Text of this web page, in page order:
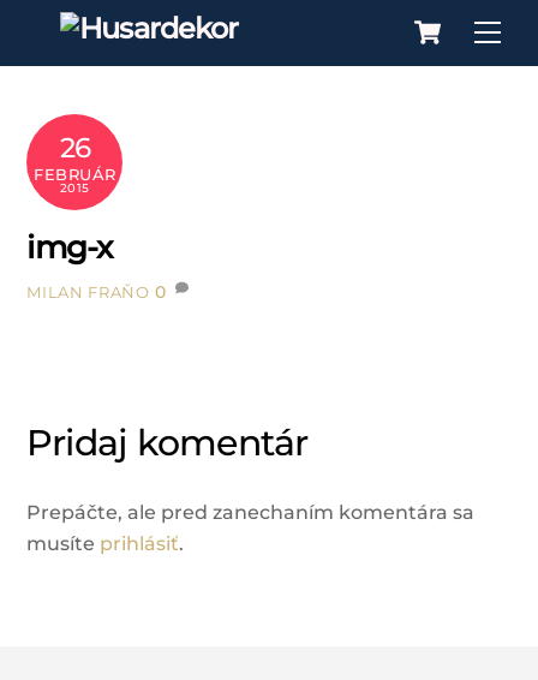
Cart
26
FEBRUÁR
2015
img-x
MILAN FRAŇO 0
Pridaj komentár
Prepáčte, ale pred zanechaním komentára sa
musíte prihlásiť.